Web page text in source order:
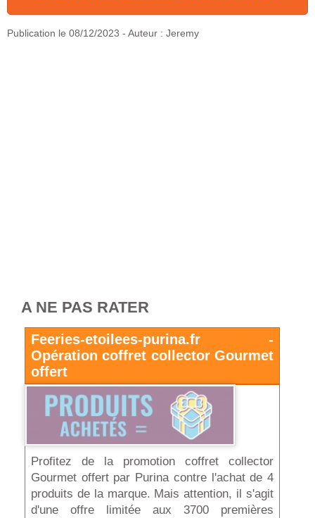
Publication le 08/12/2023 - Auteur : Jeremy
A NE PAS RATER
Feeries-etoilees-purina.fr -
Opération coffret collector Gourmet
offert
Profitez de la promotion coffret collector
Gourmet offert par Purina contre l'achat de 4
produits de la marque. Mais attention, il s'agit
d'une offre limitée aux 3700 premières